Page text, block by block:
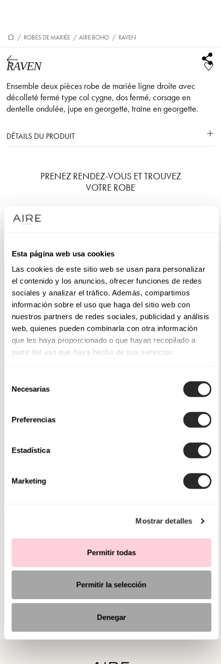
Esta página web usa cookies
Las cookies de este sitio web se usan para personalizar
el contenido y los anuncios, ofrecer funciones de redes
sociales y analizar el tráfico. Además, compartimos
información sobre el uso que haga del sitio web con
nuestros partners de redes sociales, publicidad y análisis
web, quienes pueden combinarla con otra información
que les haya proporcionado o que hayan recopilado a
partir del uso que haya hecho de sus servicios.
Necesarias
Preferencias
Estadística
Marketing
Mostrar detalles
Permitir todas
Permitir la selección
Denegar
/ ROBES DE MARIÉE / AIRE BOHO / RAVEN
RAVEN
Ensemble deux pièces robe de mariée ligne droite avec
décolleté fermé type col cygne, dos fermé, corsage en
dentelle ondulée, jupe en georgette, traîne en georgette.
DÉTAILS DU PRODUIT
PRENEZ RENDEZ-VOUS ET TROUVEZ
VOTRE ROBE